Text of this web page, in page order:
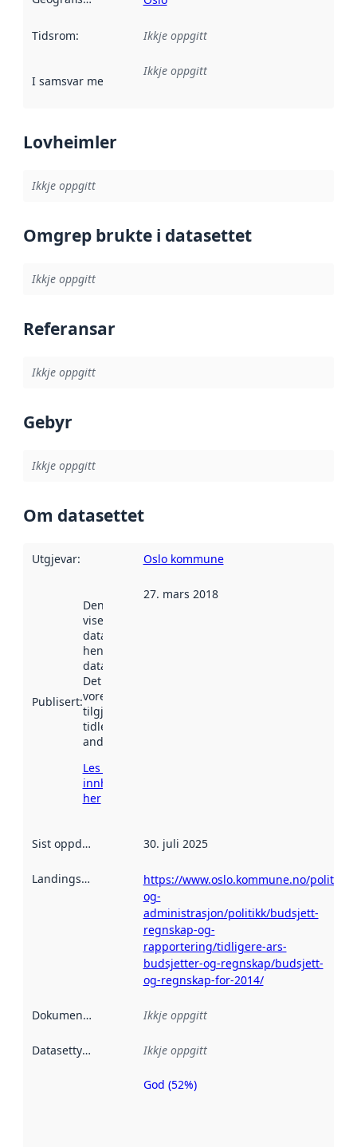
Tidsrom: Ikkje oppgitt
I samsvar med Referanse til ei implementeringsregel eller
Ikkje oppgitt
Lovheimler
Ikkje oppgitt
Omgrep brukte i datasettet
Ikkje oppgitt
Referansar
Ikkje oppgitt
Gebyr
Ikkje oppgitt
Om datasettet
Utgjevar: Oslo kommune
Publisert:
Denne datoen
viser når
datasettet vart
henta inn av
data.norge.no.
Det kan ha
vore
tilgjengeleg
tidlegare
andre stader.
Les meir om
innhenting
her
27. mars 2018
Sist oppdatert 30. juli 2025
Landingsside
https://www.oslo.kommune.no/politikk-
og-
administrasjon/politikk/budsjett-
regnskap-og-
rapportering/tidligere-ars-
budsjetter-og-regnskap/budsjett-
og-regnskap-for-2014/
Dokumentasjon Ikkje oppgitt
Datasettype Ikkje oppgitt
Metadatakvalitet
God (52%)